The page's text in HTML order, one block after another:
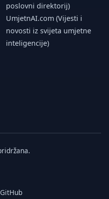
poslovni direktorij)
UmjetnAI.com (Vijesti i
novosti iz svijeta umjetne
inteligencije)
GitHub